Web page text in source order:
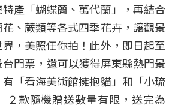
產「蝴蝶蘭、萬代蘭」，再結合
、蕨類等各式四季花卉，讓觀景
，美照任你拍！此外，即日起至
門票，還可以獲得屏東縣熱門景
「看海美術館擁抱貓」和「小琉
２款隨機贈送數量有限，送完為